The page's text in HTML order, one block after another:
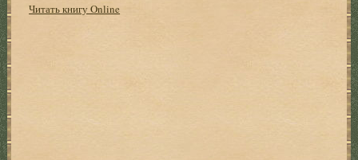
Читать книгу Online